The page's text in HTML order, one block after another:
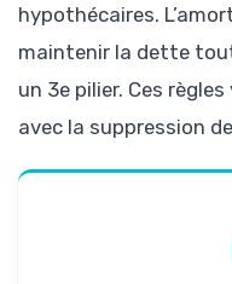
hypothécaires.
maintenir la dette
un 3e pilier. Ces
avec la suppression